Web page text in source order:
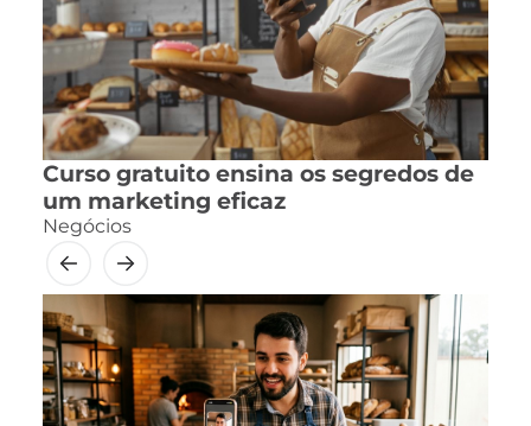
Curso gratuito ensina os segredos de
um marketing eficaz
Negócios